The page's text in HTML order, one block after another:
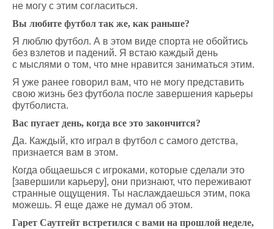
не могу с этим согласиться.
Вы любите футбол так же, как раньше?
Я люблю футбол. А в этом виде спорта не обойтись
без взлетов и падений. Я встаю каждый день
с мыслями о том, что мне нравится заниматься этим.
Я уже ранее говорил вам, что не могу представить
свою жизнь без футбола после завершения карьеры
футболиста.
Вас пугает день, когда все это закончится?
Да. Каждый, кто играл в футбол с самого детства,
признается вам в этом.
Когда общаешься с игроками, которые сделали это
[завершили карьеру], они признают, что переживают
странные ощущения. Ты наслаждаешься этим, пока
можешь. Я еще даже не думал об этом.
Гарет Саутгейт встретился с вами на прошлой неделе,